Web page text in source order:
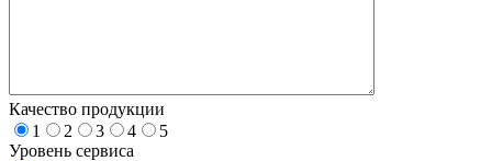
Качество продукции
1
2 3 4
5
Уровень сервиса